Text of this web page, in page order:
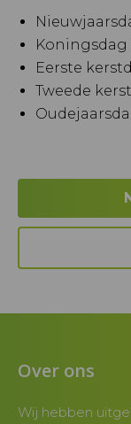
Koningsdag
Eerste
Tweede
Over ons
Wij hebben